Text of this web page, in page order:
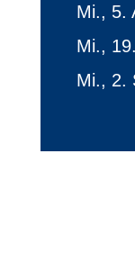
Mi., 5.
Mi.,
Mi., 2.